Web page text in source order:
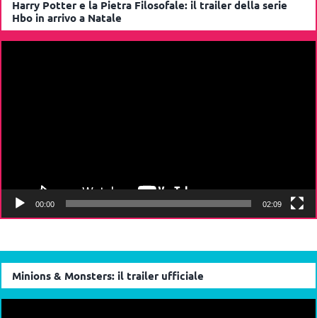
Video
Player
Minions & Monsters: il trailer ufficiale
Video
Player